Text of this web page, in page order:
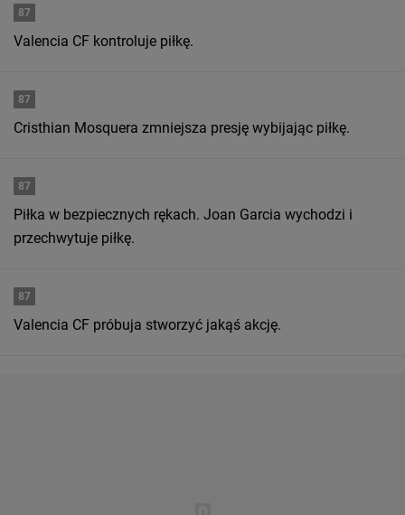
87
Valencia CF kontroluje piłkę.
87
Cristhian Mosquera zmniejsza presję wybijając piłkę.
87
Piłka w bezpiecznych rękach. Joan Garcia wychodzi i
przechwytuje piłkę.
87
Valencia CF próbuja stworzyć jakąś akcję.